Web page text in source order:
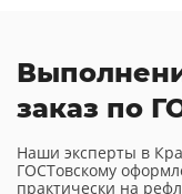
заказ по
Наши эксперты в
ГОСТовскому
практически на